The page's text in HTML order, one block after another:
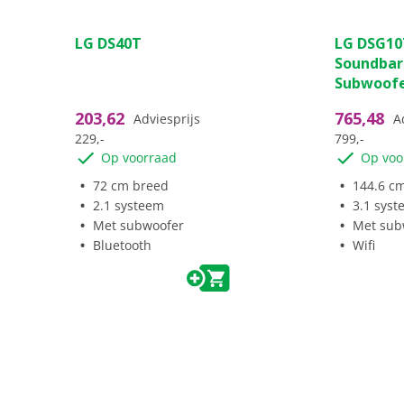
Resolutie
4K resolutie
4K-Upscaling
van
4
beoordelingen
LG DS40T
203,62 Adviesprijs
229,-
Op voorraad
72 cm breed
2.1 systeem
Met subwoofer
Bluetooth
van
de
5
2
LG
765,48
799,-
Op
144.6
3.1
Met
Wifi